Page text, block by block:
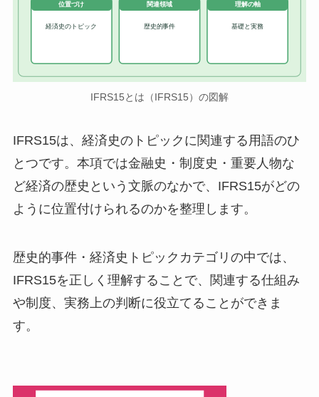
位置づけ
経済史のトピック
関連領域
歴史的事件
理解の軸
基礎と実務
IFRS15とは（IFRS15）の図解
IFRS15は、経済史のトピックに関連する用語のひ
とつです。本項では金融史・制度史・重要人物な
ど経済の歴史という文脈のなかで、IFRS15がどの
ように位置付けられるのかを整理します。
歴史的事件・経済史トピックカテゴリの中では、
IFRS15を正しく理解することで、関連する仕組み
や制度、実務上の判断に役立てることができま
す。